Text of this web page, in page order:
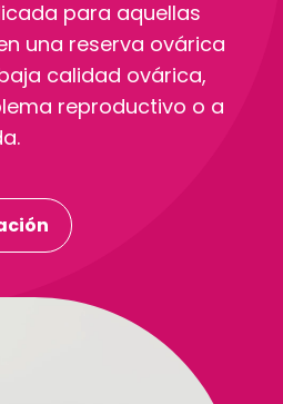
para aquellas
una reserva ovárica
calidad ovárica,
reproductivo o a